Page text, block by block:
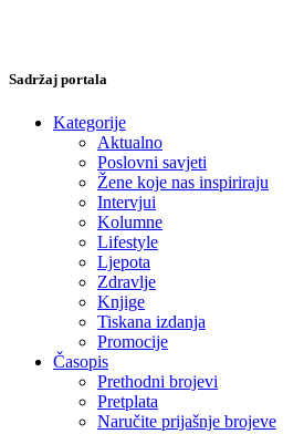
Sadržaj portala
Kategorije
Aktualno
Poslovni savjeti
Žene koje nas inspiriraju
Intervjui
Kolumne
Lifestyle
Ljepota
Zdravlje
Knjige
Tiskana izdanja
Promocije
Časopis
Prethodni brojevi
Pretplata
Naručite prijašnje brojeve